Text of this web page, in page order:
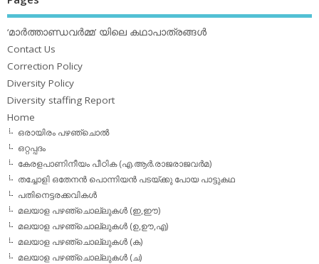
‘മാര്‍ത്താണ്ഡവര്‍മ്മ’ യിലെ കഥാപാത്രങ്ങള്‍
Contact Us
Correction Policy
Diversity Policy
Diversity staffing Report
Home
ഒരായിരം പഴഞ്ചൊല്‍
ഒറ്റപ്പദം
കേരളപാണിനീയം പീഠിക (എ.ആര്‍.രാജരാജവര്‍മ)
തച്ചോളി ഒതേനൻ പൊന്നിയൻ പടയ്‌ക്കു പോയ പാട്ടുകഥ
പതിനെട്ടരക്കവികള്‍
മലയാള പഴഞ്ചൊല്ലുകള്‍ (ഇ,ഈ)
മലയാള പഴഞ്ചൊല്ലുകള്‍ (ഉ,ഊ,എ)
മലയാള പഴഞ്ചൊല്ലുകള്‍ (ക)
മലയാള പഴഞ്ചൊല്ലുകള്‍ (ച)